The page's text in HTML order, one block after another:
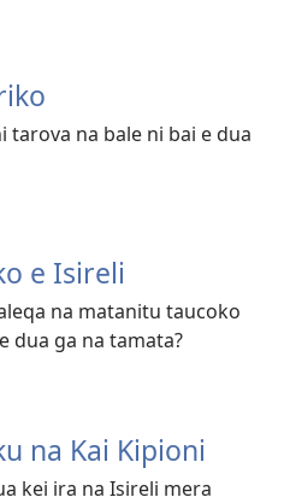
tarova na bale ni bai e dua
e Isireli
na matanitu taucoko
dua ga na tamata?
na Kai Kipioni
kei ira na Isireli mera